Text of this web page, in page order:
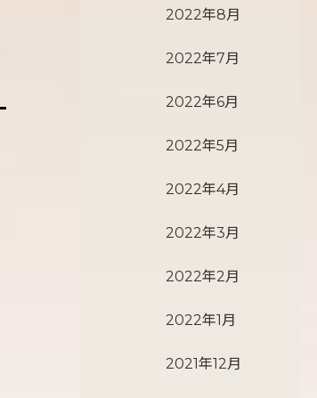
2022年8月
2022年7月
2022年6月
2022年5月
2022年4月
2022年3月
2022年2月
2022年1月
2021年12月